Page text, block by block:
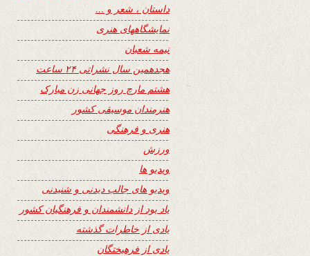
داستان ، شعر و …
نمایشگاههای هنری
نیمه شعبان
هجدهمین سال نشراتی ۲۴ ساعت
هشتم مارچ روز جهانی زن مبارک
هنرمندان موسیقی کشور
هنری و فرهنگی
ورزش
ویدیو ها
ویدیو های جالب دیدنی و شنیدنی
یاد بود از دانشمندان و فرهنگیان کشور
یادی از خاطرات گذشته
یادی از فرهیختگان